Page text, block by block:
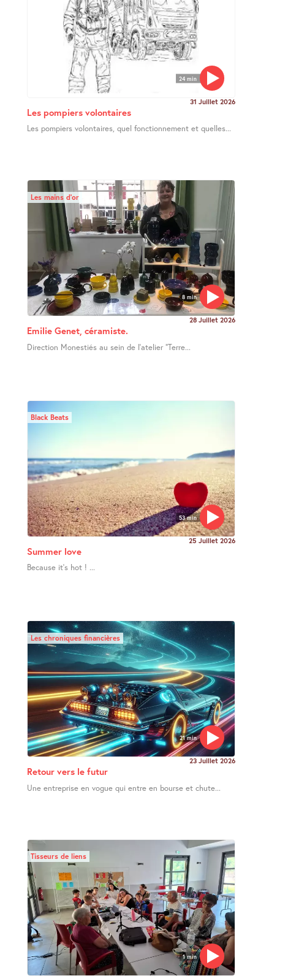
24 min
31 Juillet 2026
Les pompiers volontaires
Les pompiers volontaires, quel fonctionnement et quelles...
8 min
Les mains d’or
28 Juillet 2026
Emilie Genet, céramiste.
Direction Monestiés au sein de l’atelier "Terre...
53 min
Black Beats
25 Juillet 2026
Summer love
Because it’s hot ! ...
21 min
Les chroniques financières
23 Juillet 2026
Retour vers le futur
Une entreprise en vogue qui entre en bourse et chute...
1 min
Tisseurs de liens